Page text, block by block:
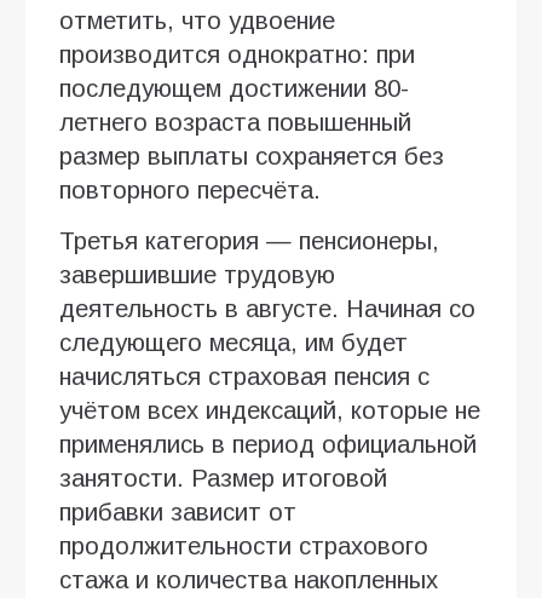
отметить, что удвоение
производится однократно: при
последующем достижении 80-
летнего возраста повышенный
размер выплаты сохраняется без
повторного пересчёта.
Третья категория — пенсионеры,
завершившие трудовую
деятельность в августе. Начиная со
следующего месяца, им будет
начисляться страховая пенсия с
учётом всех индексаций, которые не
применялись в период официальной
занятости. Размер итоговой
прибавки зависит от
продолжительности страхового
стажа и количества накопленных